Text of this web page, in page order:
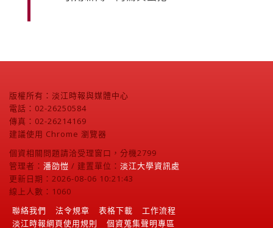
版權所有：淡江時報與媒體中心
電話：02-26250584
傳真：02-26214169
建議使用 Chrome 瀏覽器
個資相關問題請洽受理窗口，分機2799
管理者： 潘劭愷 / 建置單位： 淡江大學資訊處
更新日期：2026-08-06 10:21:43
線上人數：1060
聯絡我們
法令規章 表格下載
工作流程
淡江時報網頁使用規則
個資蒐集聲明專區